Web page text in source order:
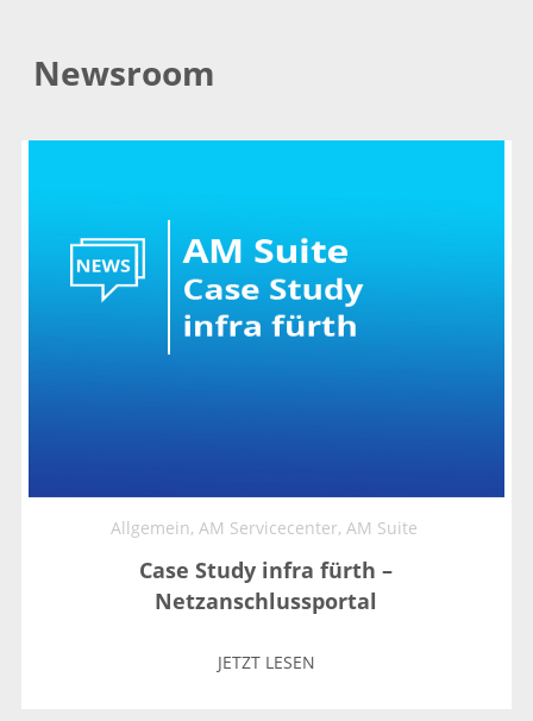
Newsroom
Allgemein, AM Servicecenter, AM Suite
Case Study infra fürth –
Netzanschlussportal
JETZT LESEN